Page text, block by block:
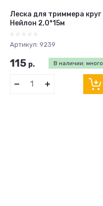
Леска для триммера круг
Нейлон 2,0*15м
Артикул: 9239
В наличии: много
115 р.